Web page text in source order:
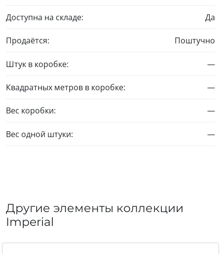
Доступна на складе: Да
Продаётся: Поштучно
Штук в коробке: —
Квадратных метров в коробке: —
Вес коробки: —
Вес одной штуки: —
Другие элементы коллекции
Imperial